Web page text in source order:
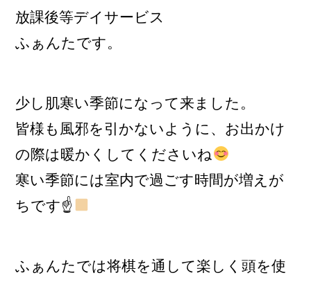
放課後等デイサービス
ふぁんたです。
少し肌寒い季節になって来ました。
皆様も風邪を引かないように、お出かけ
の際は暖かくしてくださいね
寒い季節には室内で過ごす時間が増えが
ちです☝
ふぁんたでは将棋を通して楽しく頭を使